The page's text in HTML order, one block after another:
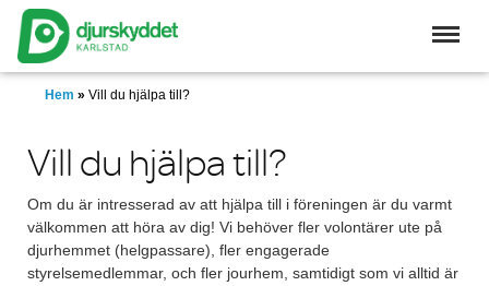
Skip
main
contentHem » Vill du hjälpa till?
Vill du hjälpa till?
Om du är intresserad av att hjälpa till i föreningen är du varmt
välkommen att höra av dig! Vi behöver fler volontärer ute på
djurhemmet (helgpassare), fler engagerade
styrelsemedlemmar, och fler jourhem, samtidigt som vi alltid är